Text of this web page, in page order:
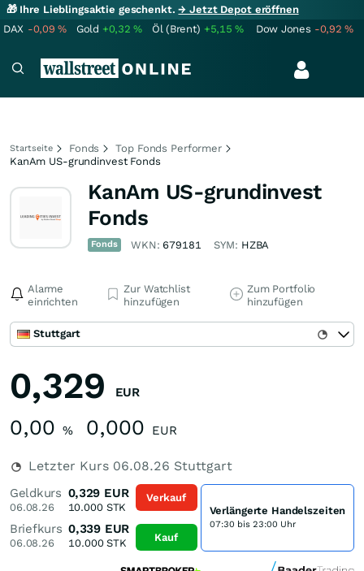
🎁 Ihre Lieblingsaktie geschenkt.→ Jetzt Depot eröffnen
DAX -0,09% Gold +0,32% Öl (Brent) +5,15% Dow Jones -0,92%
Startseite Fonds
Top Fonds Performer
KanAm US-grundinvest Fonds
KanAm US-grundinvest
Fonds
Fonds WKN: 679181 SYM: HZBA
Alarme
einrichten
Zur Watchlist
hinzufügen
Zum Portfolio
hinzufügen
Stuttgart
0,329 EUR
0,00 % 0,000 EUR
Letzter Kurs 06.08.26 Stuttgart
Geldkurs
06.08.26
0,329 EUR
10.000STK
Briefkurs
06.08.26
0,339 EUR
10.000STK
Verkauf
Kauf
Verlängerte Handelszeiten
07:30 bis 23:00 Uhr